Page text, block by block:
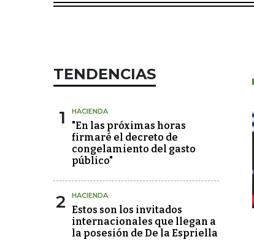
TENDENCIAS
1 HACIENDA
"En las próximas horas
firmaré el decreto de
congelamiento del gasto
público"
2 HACIENDA
Estos son los invitados
internacionales que llegan a
la posesión de De la Espriella